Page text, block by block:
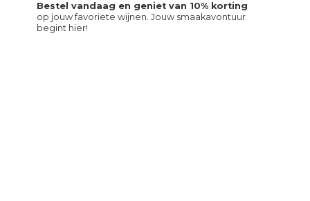
Bestel vandaag en geniet van 10% korting
op jouw favoriete wijnen. Jouw smaakavontuur
begint hier!